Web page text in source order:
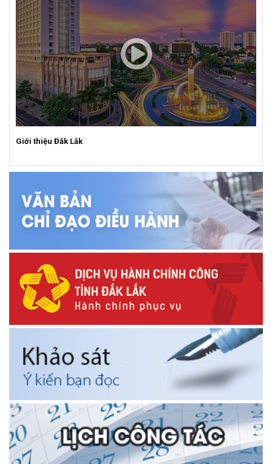
Giới thiệu Đắk Lắk